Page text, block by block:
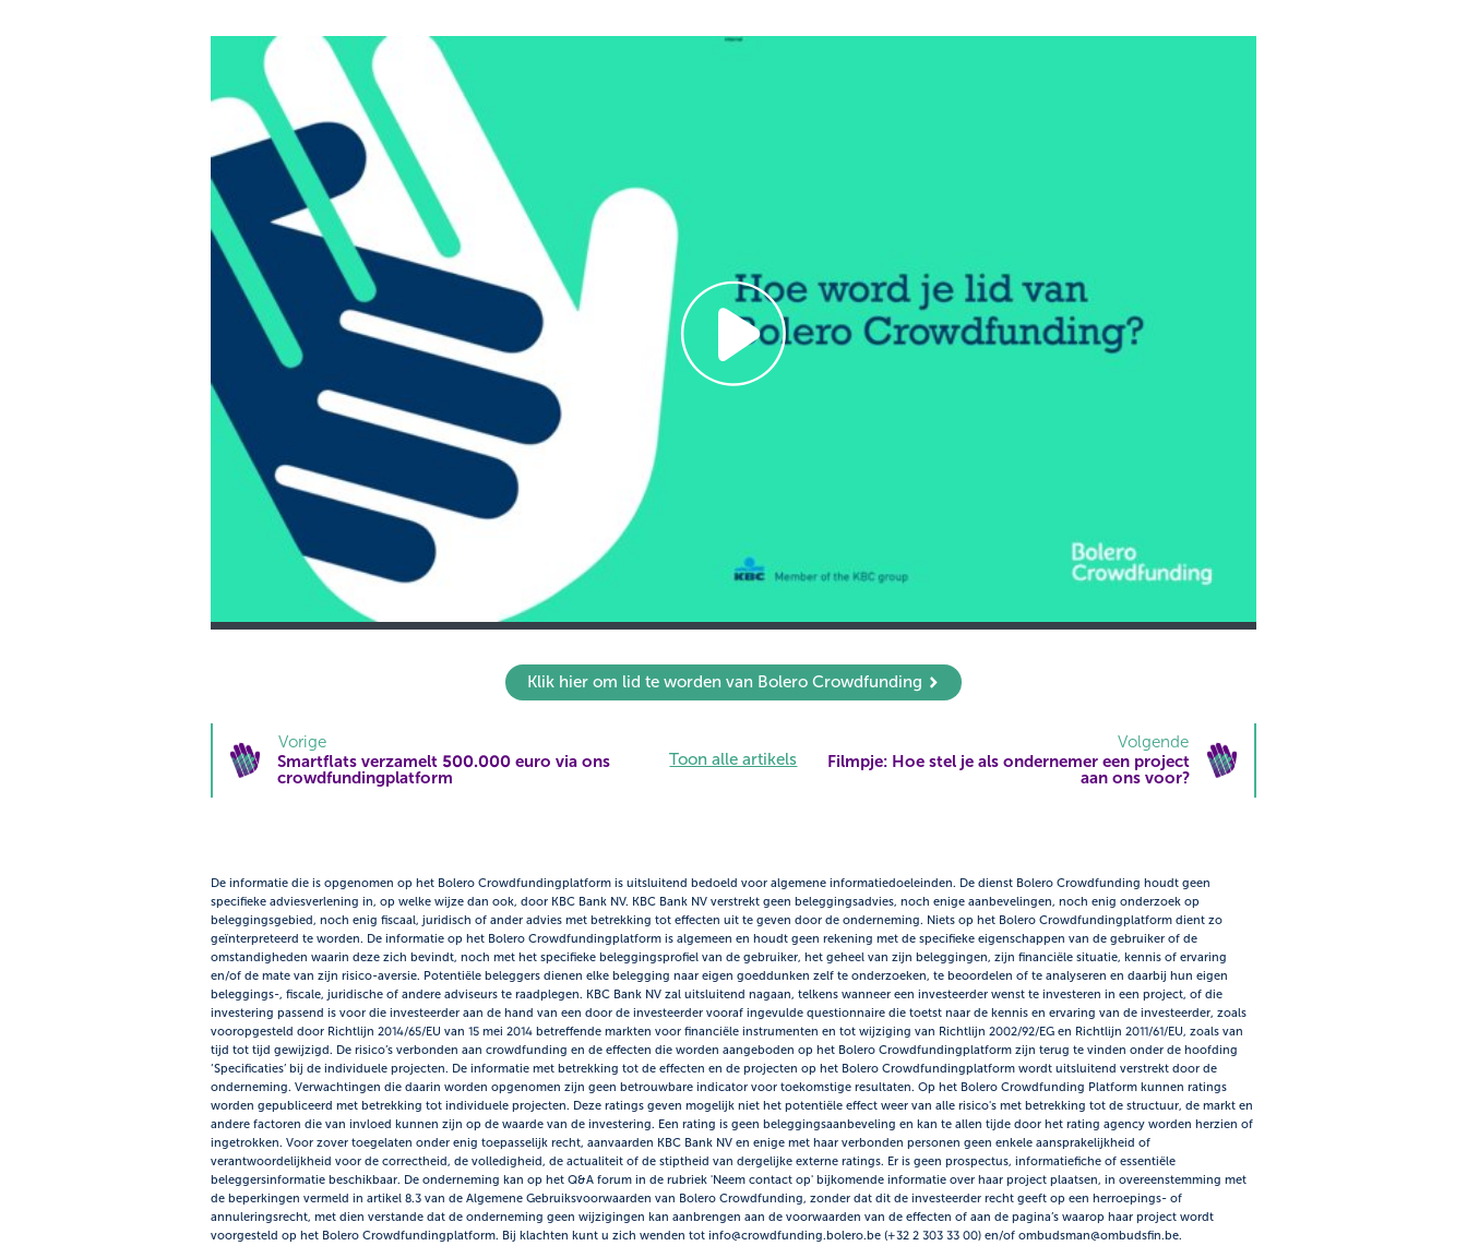
Klik hier om lid te worden van Bolero Crowdfunding
Vorige
Smartflats verzamelt 500.000 euro via ons
crowdfundingplatform
Toon alle artikels
Volgende
Filmpje: Hoe stel je als ondernemer een project
aan ons voor?
De informatie die is opgenomen op het Bolero Crowdfundingplatform is uitsluitend bedoeld voor algemene informatiedoeleinden. De dienst Bolero Crowdfunding houdt geen
specifieke adviesverlening in, op welke wijze dan ook, door KBC Bank NV. KBC Bank NV verstrekt geen beleggingsadvies, noch enige aanbevelingen, noch enig onderzoek op
beleggingsgebied, noch enig fiscaal, juridisch of ander advies met betrekking tot effecten uit te geven door de onderneming. Niets op het Bolero Crowdfundingplatform dient zo
geïnterpreteerd te worden. De informatie op het Bolero Crowdfundingplatform is algemeen en houdt geen rekening met de specifieke eigenschappen van de gebruiker of de
omstandigheden waarin deze zich bevindt, noch met het specifieke beleggingsprofiel van de gebruiker, het geheel van zijn beleggingen, zijn financiële situatie, kennis of ervaring
en/of de mate van zijn risico-aversie. Potentiële beleggers dienen elke belegging naar eigen goeddunken zelf te onderzoeken, te beoordelen of te analyseren en daarbij hun eigen
beleggings-, fiscale, juridische of andere adviseurs te raadplegen. KBC Bank NV zal uitsluitend nagaan, telkens wanneer een investeerder wenst te investeren in een project, of die
investering passend is voor die investeerder aan de hand van een door de investeerder vooraf ingevulde questionnaire die toetst naar de kennis en ervaring van de investeerder, zoals
vooropgesteld door Richtlijn 2014/65/EU van 15 mei 2014 betreffende markten voor financiële instrumenten en tot wijziging van Richtlijn 2002/92/EG en Richtlijn 2011/61/EU, zoals van
tijd tot tijd gewijzigd. De risico’s verbonden aan crowdfunding en de effecten die worden aangeboden op het Bolero Crowdfundingplatform zijn terug te vinden onder de hoofding
‘Specificaties’ bij de individuele projecten. De informatie met betrekking tot de effecten en de projecten op het Bolero Crowdfundingplatform wordt uitsluitend verstrekt door de
onderneming. Verwachtingen die daarin worden opgenomen zijn geen betrouwbare indicator voor toekomstige resultaten. Op het Bolero Crowdfunding Platform kunnen ratings
worden gepubliceerd met betrekking tot individuele projecten. Deze ratings geven mogelijk niet het potentiële effect weer van alle risico's met betrekking tot de structuur, de markt en
andere factoren die van invloed kunnen zijn op de waarde van de investering. Een rating is geen beleggingsaanbeveling en kan te allen tijde door het rating agency worden herzien of
ingetrokken. Voor zover toegelaten onder enig toepasselijk recht, aanvaarden KBC Bank NV en enige met haar verbonden personen geen enkele aansprakelijkheid of
verantwoordelijkheid voor de correctheid, de volledigheid, de actualiteit of de stiptheid van dergelijke externe ratings. Er is geen prospectus, informatiefiche of essentiële
beleggersinformatie beschikbaar. De onderneming kan op het Q&A forum in de rubriek 'Neem contact op' bijkomende informatie over haar project plaatsen, in overeenstemming met
de beperkingen vermeld in artikel 8.3 van de Algemene Gebruiksvoorwaarden van Bolero Crowdfunding, zonder dat dit de investeerder recht geeft op een herroepings- of
annuleringsrecht, met dien verstande dat de onderneming geen wijzigingen kan aanbrengen aan de voorwaarden van de effecten of aan de pagina’s waarop haar project wordt
voorgesteld op het Bolero Crowdfundingplatform. Bij klachten kunt u zich wenden tot info@crowdfunding.bolero.be (+32 2 303 33 00) en/of ombudsman@ombudsfin.be.